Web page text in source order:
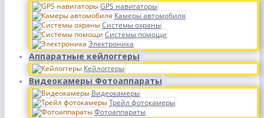
GPS навигаторы
Камеры автомобиля
Системы охраны
Системы помощи
Электроника
Аппаратные кейлоггеры
Кейлоггеры
Видеокамеры Фотоаппараты
Видеокамеры
Трейл фотокамеры
Фотоаппараты